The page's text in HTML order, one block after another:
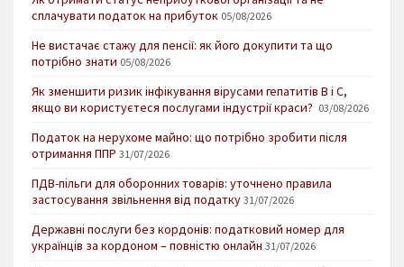
сплачувати податок на прибуток 05/08/2026
Не вистачає стажу для пенсії: як його докупити та що
потрібно знати 05/08/2026
Як зменшити ризик інфікування вірусами гепатитів В і С,
якщо ви користуєтеся послугами індустрії краси? 03/08/2026
Податок на нерухоме майно: що потрібно зробити після
отримання ППР 31/07/2026
ПДВ-пільги для оборонних товарів: уточнено правила
застосування звільнення від податку 31/07/2026
Державні послуги без кордонів: податковий номер для
українців за кордоном – повністю онлайн 31/07/2026